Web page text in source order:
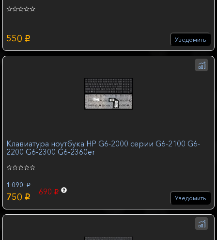
550 p Уведомить
Клавиатура ноутбука HP G6-2000 серии G6-2100 G6-
2200 G6-2300 G6-2360er
1 090 p
750 p
690 p
Уведомить